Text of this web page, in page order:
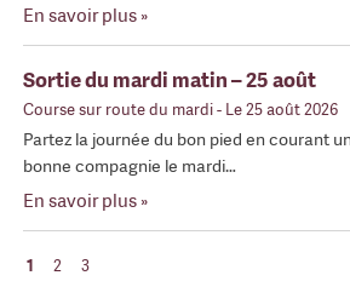
En savoir plus »
Sortie du mardi matin – 25 août
Course sur route du mardi- Le 25 août 2026
Partez la journée du bon pied en courant
bonne compagnie le mardi…
En savoir plus »
1 2 3